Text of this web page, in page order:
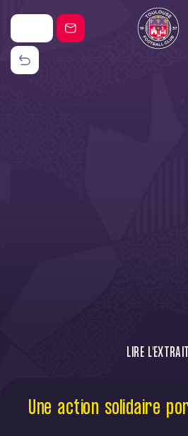
LIRE L'EXTRAIT
À la suite d’une collecte
organisée par nos
Une action solidaire